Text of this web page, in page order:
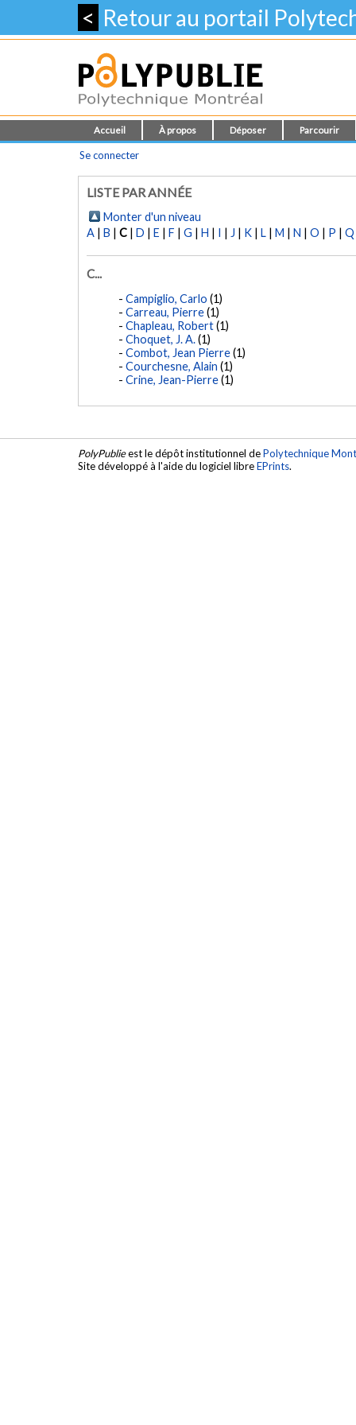
< Retour au portail
Accueil À propos Déposer Parcourir
Se connecter
LISTE PAR ANNÉE
Monter d'un niveau
A | B | C | D | E | F | G | H | I | J | K | L | M | N | O | P | Q
C...
Campiglio, Carlo (1)
Carreau, Pierre(1)
Chapleau, Robert(1)
Choquet, J. A.(1)
Combot, Jean Pierre(1)
Courchesne, Alain (1)
Crine, Jean-Pierre(1)
PolyPublieest le dépôt institutionnel dePolytechnique
Site développé à l'aide du logiciel libreEPrints.